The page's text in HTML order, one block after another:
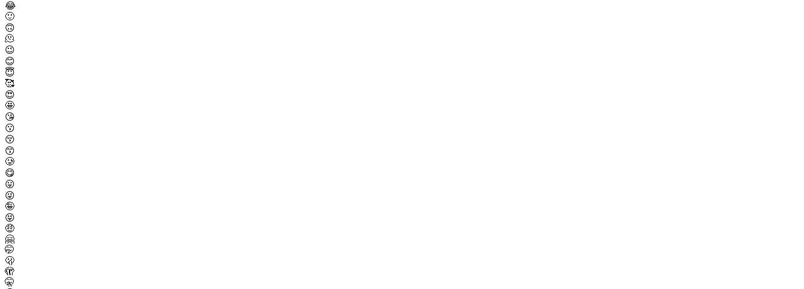
😂
🙂
🙃
🫠
😉
😊
😇
🥰
😍
🤩
😘
😗
😚
😙
🥲
😋
😛
😜
🤪
😝
🤑
🤗
🤭
🫢
🫣
🤫